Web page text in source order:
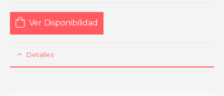
Ver Disponibilidad
Detalles